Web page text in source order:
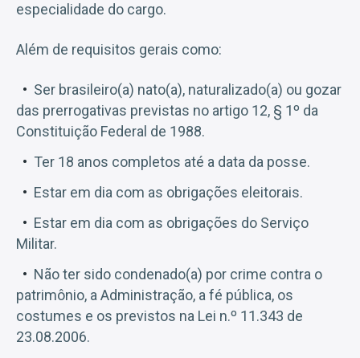
especialidade do cargo.
Além de requisitos gerais como:
Ser brasileiro(a) nato(a), naturalizado(a) ou gozar
das prerrogativas previstas no artigo 12, § 1º da
Constituição Federal de 1988.
Ter 18 anos completos até a data da posse.
Estar em dia com as obrigações eleitorais.
Estar em dia com as obrigações do Serviço
Militar.
Não ter sido condenado(a) por crime contra o
patrimônio, a Administração, a fé pública, os
costumes e os previstos na Lei n.º 11.343 de
23.08.2006.